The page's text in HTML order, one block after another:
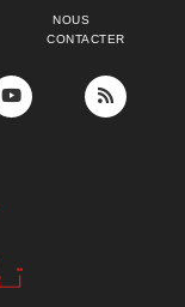
NOUS
CONTACTER